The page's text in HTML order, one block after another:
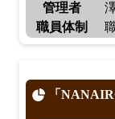
管理者
職員体制
「